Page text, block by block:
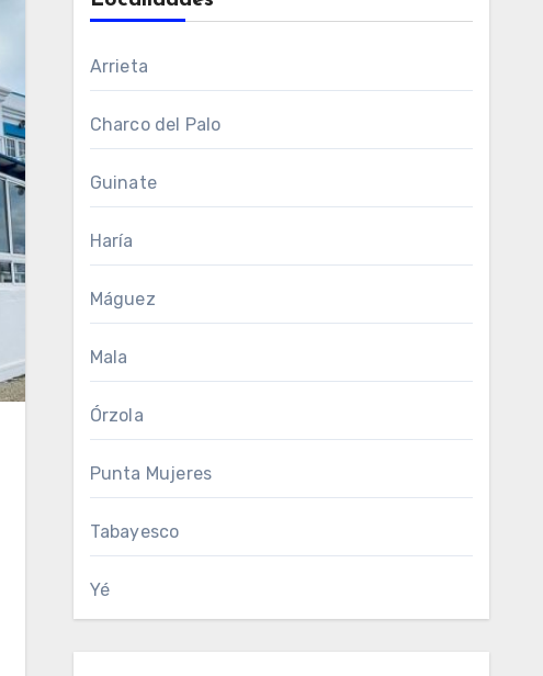
Arrieta
Charco del Palo
Guinate
Haría
Máguez
Mala
Órzola
Punta Mujeres
Tabayesco
Yé